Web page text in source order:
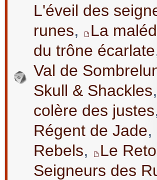
L'éveil des
runes,
La
du trône écarlate
Val de
Skull & Shackles,
colère des justes
Régent de Jade,
Rebels,
Le
Seigneurs des